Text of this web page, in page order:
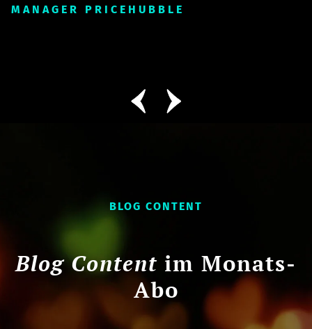
MANAGER PRICEHUBBLE
BLOG CONTENT
Blog Content im Monats-
Abo